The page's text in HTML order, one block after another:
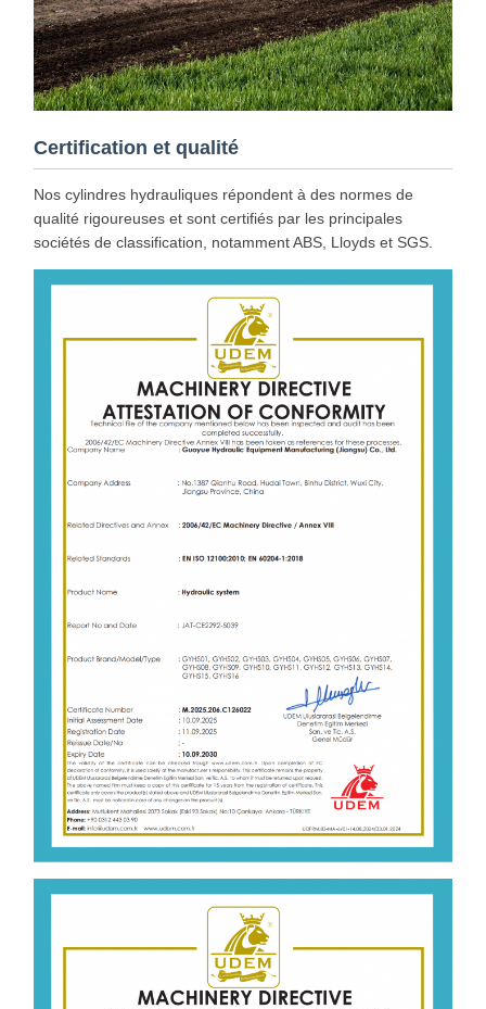
Certification et qualité
Nos cylindres hydrauliques répondent à des normes de
qualité rigoureuses et sont certifiés par les principales
sociétés de classification, notamment ABS, Lloyds et SGS.